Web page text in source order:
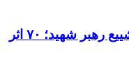
حضور پررنگ هنرمندان در تشییع رهبر شهید؛ ۷۰ اثر